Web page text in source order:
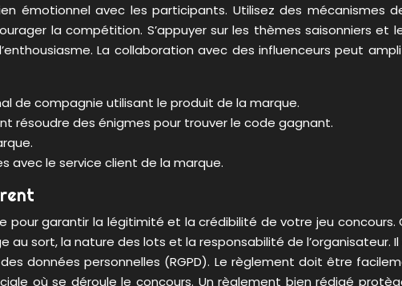
émotionnel avec les participants. Utilisez des mécanismes
la compétition. S’appuyer sur les thèmes saisonniers et
La collaboration avec des influenceurs peut
de compagnie utilisant le produit de la marque.
résoudre des énigmes pour trouver le code gagnant.
avec le service client de la marque.
pour garantir la légitimité et la crédibilité de votre jeu
sort, la nature des lots et la responsabilité de
données personnelles (RGPD). Le règlement doit être
où se déroule le concours. Un règlement bien rédigé